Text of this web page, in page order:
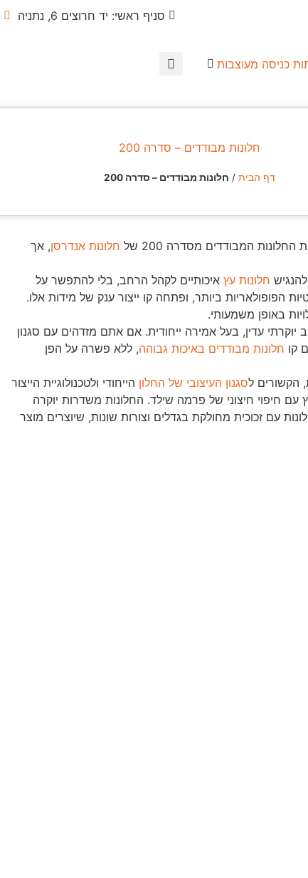
סניף ראשי: יד חרוצים 6, נתניה
כניסה מעוצבות
חלונות מבודדים – סדרה 200
דף הבית / חלונות מבודדים – סדרה 200
המבודדים מסדרה 200 של חלונות אנדרסן, אך
חלונות עץ איכותיים לקהל הרחב, בלי להתפשר על
ביותר, ופתחה קו ייצור ענק של מידות אלו.
באופן משמעותי.
יוקרתי עדין, בעל אמירה ייחודית. אם אתם מזדהים עם סגנון
קו חלונות מבודדים באיכות גבוהה, ללא פשרה על הפן
סגנון העיצובי של החלון הייחודי ולטכנולוגיית הייצור
חיפוי חיצוני של פרמה שילד. החלונות משדרות יוקרה
עם זכוכית מחולקת בגדלים וצורות שונות, שיוצרים מוצר